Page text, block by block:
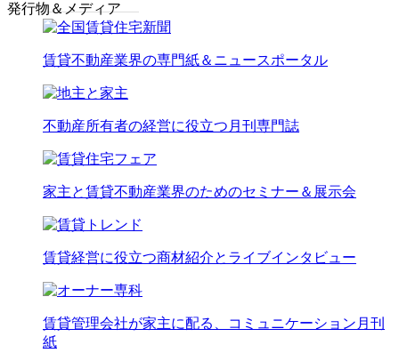
発行物＆メディア
賃貸不動産業界の専門紙＆ニュースポータル
不動産所有者の経営に役立つ月刊専門誌
家主と賃貸不動産業界のためのセミナー＆展示会
賃貸経営に役立つ商材紹介とライブインタビュー
賃貸管理会社が家主に配る、コミュニケーション月刊
紙